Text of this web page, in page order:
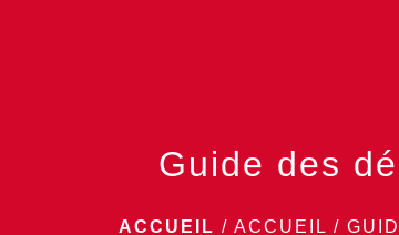
Guide des
ACCUEIL / ACCUEIL /